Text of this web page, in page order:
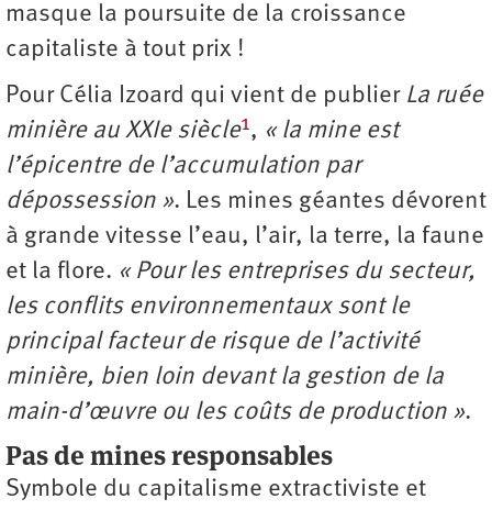
masque la poursuite de la croissance
capitaliste à tout prix !
Pour Célia Izoard qui vient de publier La ruée
minière au XXIe siècle1, « la mine est
l’épicentre de l’accumulation par
dépossession ». Les mines géantes dévorent
à grande vitesse l’eau, l’air, la terre, la faune
et la flore. « Pour les entreprises du secteur,
les conflits environnementaux sont le
principal facteur de risque de l’activité
minière, bien loin devant la gestion de la
main-d’œuvre ou les coûts de production ».
Pas de mines responsables
Symbole du capitalisme extractiviste et